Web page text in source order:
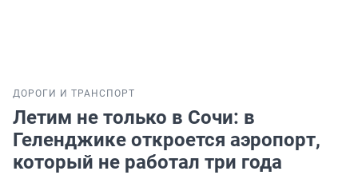
ДОРОГИ И ТРАНСПОРТ
Летим не только в Сочи: в
Геленджике откроется аэропорт,
который не работал три года